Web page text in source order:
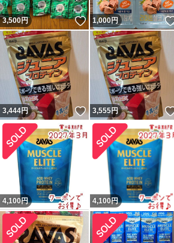
3,500円 いいね！
1,000円
3,444円 いいね！
3,555円
4,100円 4,100円